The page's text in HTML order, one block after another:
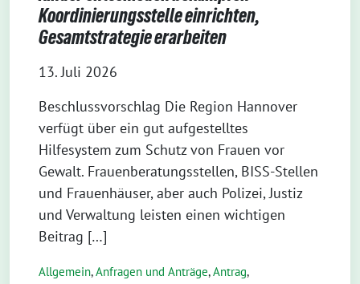
Koordinierungsstelle einrichten,
Gesamtstrategie erarbeiten
13. Juli 2026
Beschlussvorschlag Die Region Hannover
verfügt über ein gut aufgestelltes
Hilfesystem zum Schutz von Frauen vor
Gewalt. Frauenberatungsstellen, BISS-Stellen
und Frauenhäuser, aber auch Polizei, Justiz
und Verwaltung leisten einen wichtigen
Beitrag […]
Allgemein,Anfragen und Anträge,Antrag,